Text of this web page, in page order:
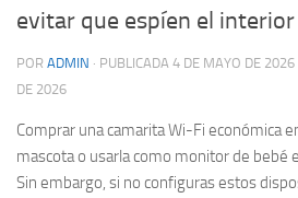
evitar que espíen el
POR ADMIN · PUBLICADA 4 DE MAYO DE 2026
DE 2026
Comprar una camarita Wi-Fi económica
mascota o usarla como monitor de bebé
Sin embargo, si no configuras estos